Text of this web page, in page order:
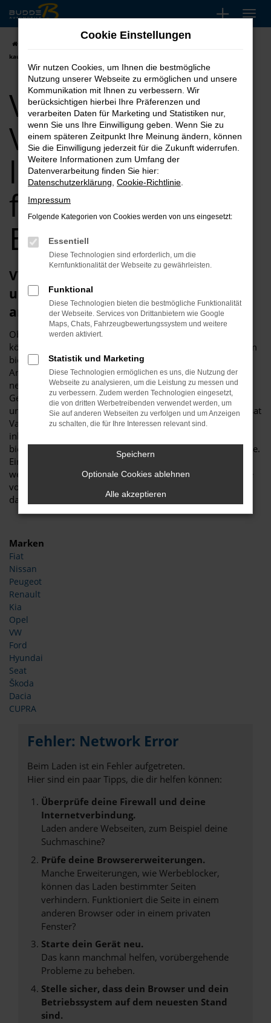
Zum
Hauptinhalt
springen
VW Passat Variant
kaufen, leasen, finanzieren für Bochum
VW Passat
Variant kaufen,
leasen,
finanzieren für
Bochum
VW Passat Variant Jahreswagen –
unsere Empfehlung für Bochum und
anderswo
Ob wir einen VW Passat Variant Jahreswagen empfehlen
können? Eindeutig „ja“. Der Vorteil, den diese Fahrzeugform
bietet, liegt im erstklassigen Verhältnis zwischen Preis und
Angebot. Mit anderen Worten: Sie erhalten ein fast noch
neues Auto und zahlen hierfür den Preis eines
Gebrauchtwagens. Wer viel in Bochum und Umgebung
unterwegs ist, wird zudem die Zuverlässigkeit des VW Passat
Variant Jahreswagens zu schätzen wissen. Das Modell wird
inbesondere in der aktuellen Generation hochgelobt und
bietet jede Menge spannender Extras und Assistenzsysteme.
Ein VW Passat Variant Jahreswagen liegt immer dann vor,
wenn das Datum der Erstzulassung maximal zwölf Monate
vorbei ist. Entsprechend ist die Wahrscheinlichkeit hoch,
dass Sie ein aktuelles Fahrzeug erhalten.
Marken
Fiat
Nissan
Peugeot
Renault
Kia
Opel
VW
Ford
Hyundai
Seat
Škoda
Dacia
CUPRA
Fehler: Network Error
Beim Laden ist ein Fehler aufgetreten.
Hier sind ein paar Tipps, die dir helfen können:
Überprüfe deine Firewall und deine
Internetverbindung.
Laden andere Webseiten, zum Beispiel deine
Suchmaschine?
Prüfe deine Browsererweiterungen.
Manche Erweiterungen, wie Werbeblocker,
können das Laden bestimmter Seiten
verhindern. Funktioniert die Seite in einem
anderen Browser oder in einem privaten
Fenster?
Starte dein Gerät neu.
Das kann manchmal helfen, vorübergehende
Probleme zu beheben.
Stelle sicher, dass dein Browser und dein
Betriebssystem auf dem neuesten Stand
sind.
Cookie Einstellungen
Wir nutzen Cookies, um Ihnen die bestmögliche
Nutzung unserer Webseite zu ermöglichen und unsere
Kommunikation mit Ihnen zu verbessern. Wir
berücksichtigen hierbei Ihre Präferenzen und
verarbeiten Daten für Marketing und Statistiken nur,
wenn Sie uns Ihre Einwilligung geben. Wenn Sie zu
einem späteren Zeitpunkt Ihre Meinung ändern, können
Sie die Einwilligung jederzeit für die Zukunft widerrufen.
Weitere Informationen zum Umfang der
Datenverarbeitung finden Sie hier:
Datenschutzerklärung Cookie-Richtlinie
Impressum
Folgende Kategorien von Cookies werden von uns eingesetzt:
Essentiell
Diese Technologien sind erforderlich, um die
Kernfunktionalität der Webseite zu gewährleisten.
Funktional
Diese Technologien bieten die bestmögliche Funktionalität
der Webseite. Services von Drittanbietern wie Google
Maps, Chats, Fahrzeugbewertungssystem und weitere
werden aktiviert.
Statistik und Marketing
Diese Technologien ermöglichen es uns, die Nutzung der
Webseite zu analysieren, um die Leistung zu messen und
zu verbessern. Zudem werden Technologien eingesetzt,
die von dritten Werbetreibenden verwendet werden, um
Sie auf anderen Webseiten zu verfolgen und um Anzeigen
zu schalten, die für Ihre Interessen relevant sind.
Speichern
Optionale Cookies ablehnen
Alle akzeptieren